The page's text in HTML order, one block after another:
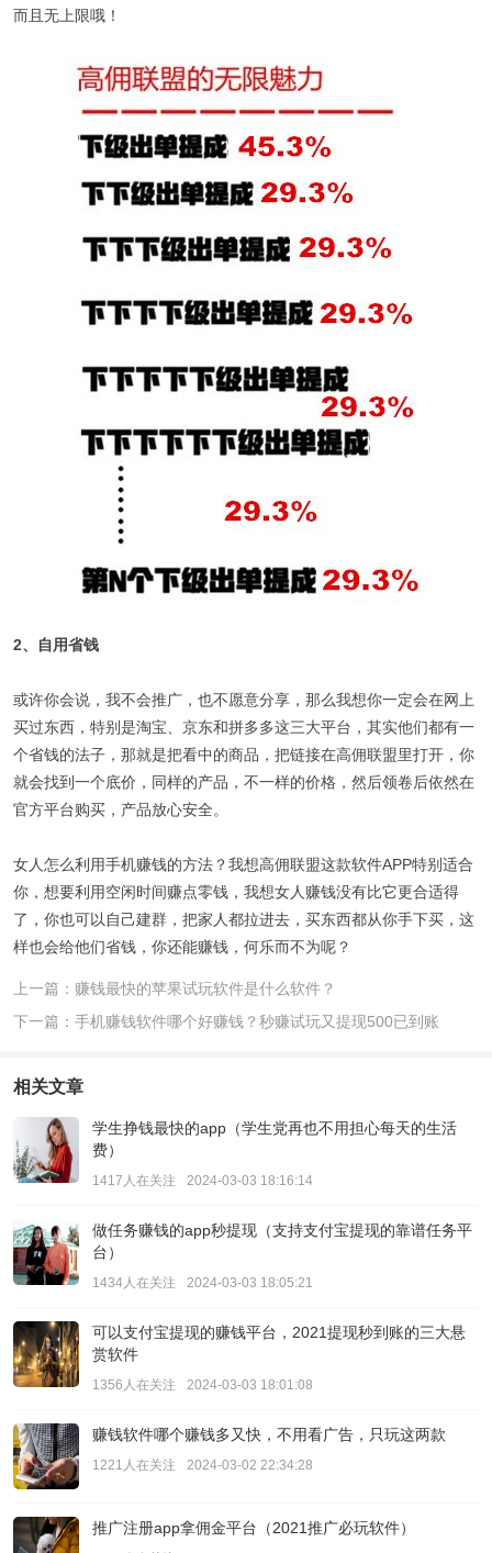
而且无上限哦！
2、自用省钱
或许你会说，我不会推广，也不愿意分享，那么我想你一定会在网上
买过东西，特别是淘宝、京东和拼多多这三大平台，其实他们都有一
个省钱的法子，那就是把看中的商品，把链接在高佣联盟里打开，你
就会找到一个底价，同样的产品，不一样的价格，然后领卷后依然在
官方平台购买，产品放心安全。
女人怎么利用手机赚钱的方法？我想高佣联盟这款软件APP特别适合
你，想要利用空闲时间赚点零钱，我想女人赚钱没有比它更合适得
了，你也可以自己建群，把家人都拉进去，买东西都从你手下买，这
样也会给他们省钱，你还能赚钱，何乐而不为呢？
上一篇：赚钱最快的苹果试玩软件是什么软件？
下一篇：手机赚钱软件哪个好赚钱？秒赚试玩又提现500已到账
相关文章
学生挣钱最快的app（学生党再也不用担心每天的生活
费）
1417人在关注 2024-03-03 18:16:14
做任务赚钱的app秒提现（支持支付宝提现的靠谱任务平
台）
1434人在关注 2024-03-03 18:05:21
可以支付宝提现的赚钱平台，2021提现秒到账的三大悬
赏软件
1356人在关注 2024-03-03 18:01:08
赚钱软件哪个赚钱多又快，不用看广告，只玩这两款
1221人在关注 2024-03-02 22:34:28
推广注册app拿佣金平台（2021推广必玩软件）